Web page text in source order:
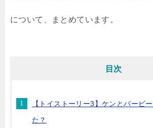
について、まとめています。
目次
【トイストーリー3】ケンとバービ
た？